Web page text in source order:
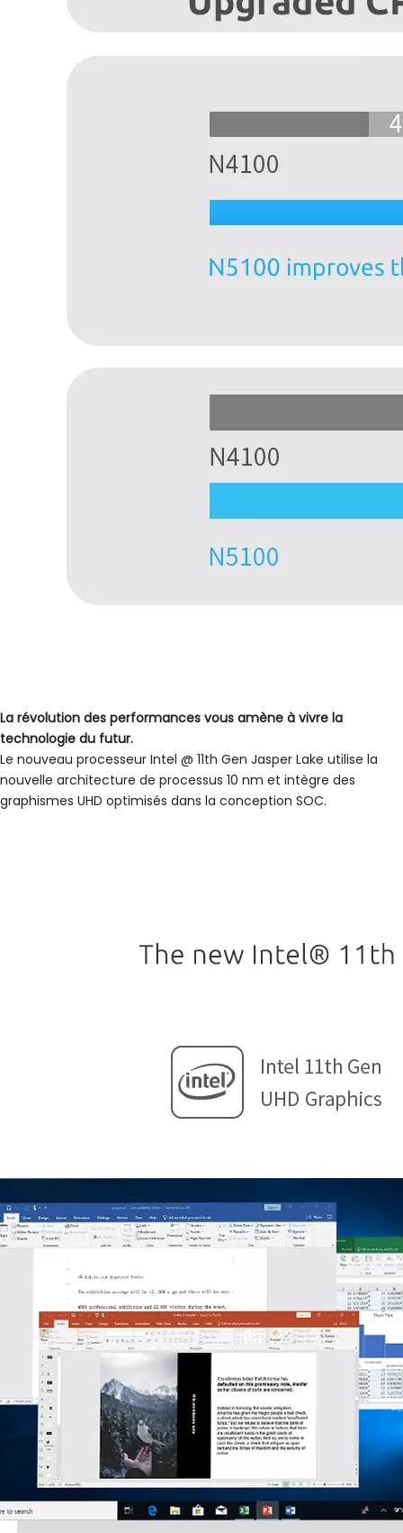
La révolution des performances vous amène à vivre la
technologie du futur.
Le nouveau processeur Intel @ 11th Gen Jasper Lake utilise la
nouvelle architecture de processus 10 nm et intègre des
graphismes UHD optimisés dans la conception SOC.